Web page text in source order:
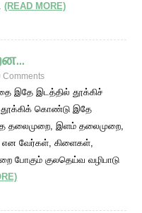
(READ MORE)
Comments
இதே இடத்தில் தூக்கிச்
தூக்கிக் கொண்டு இதே
தலைமுறை, இளம் தலைமுறை,
என வேர்கள், கிளைகள்,
போகும் குலதெய்வ வழிபாடு